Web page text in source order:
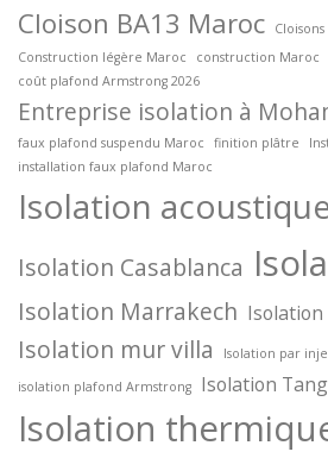
Cloison BA13 Maroc
Construction légère Maroc
construction Maroc
coût plafond Armstrong 2026
Entreprise isolation à
faux plafond suspendu Maroc finition plâtre
installation faux plafond Maroc
Isolation
Isolation Casablanca
Isolation Marrakech
Isolation mur villa
Isolation par
isolation plafond Armstrong
Isolation
Isolation